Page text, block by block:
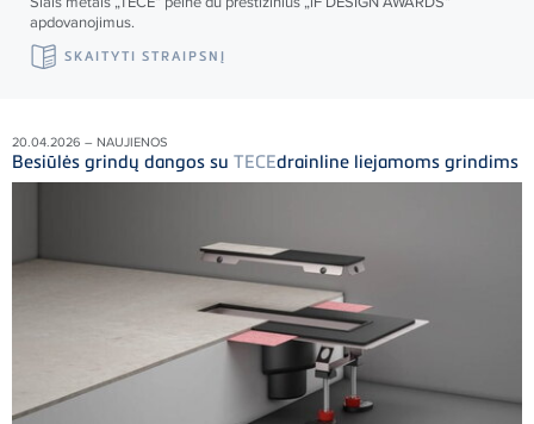
apdovanojimus.
SKAITYTI STRAIPSNĮ
20.04.2026 – NAUJIENOS
Besiūlės grindų dangos su TECEdrainline liejamoms grindims